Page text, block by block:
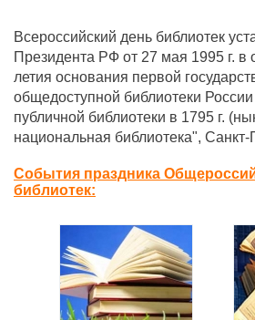
Всероссийский день библиотек
Президента РФ от 27 мая 1995 г. в
летия основания первой
общедоступной библиотеки
публичной библиотеки в 1795 г.
национальная библиотека", Санкт-
События праздника
библиотек: